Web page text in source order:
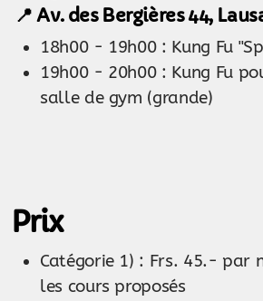
📍 Av. des Bergières 44,
18h00 - 19h00 : Kung Fu
19h00 - 20h00 : Kung Fu
salle de gym (grande)
Prix
Catégorie 1) : Frs. 45.- par
les cours proposés